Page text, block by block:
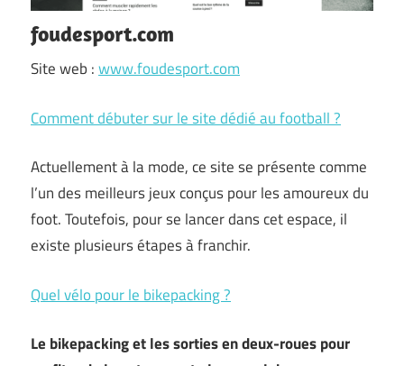
foudesport.com
Site web :www.foudesport.com
Comment débuter sur le site dédié au football ?
Actuellement à la mode, ce site se présente comme
l’un des meilleurs jeux conçus pour les amoureux du
foot. Toutefois, pour se lancer dans cet espace, il
existe plusieurs étapes à franchir.
Quel vélo pour le bikepacking ?
Le bikepacking et les sorties en deux-roues pour